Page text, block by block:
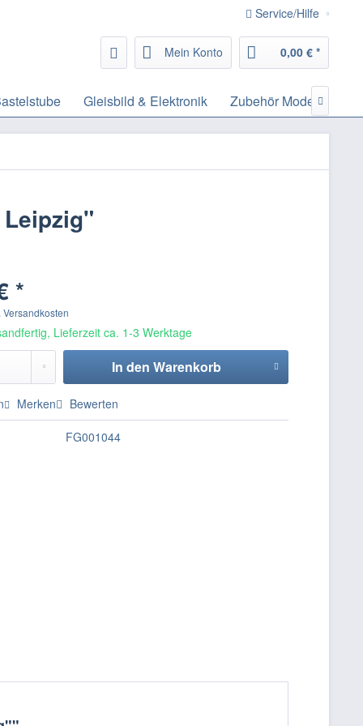
Service/Hilfe
Mein Konto 0,00 € *
Gleisbild & Elektronik Zubehör 
Leipzig"
*
Versandkosten
Lieferzeit ca. 1-3 Werktage
In den Warenkorb
Merken Bewerten
FG001044